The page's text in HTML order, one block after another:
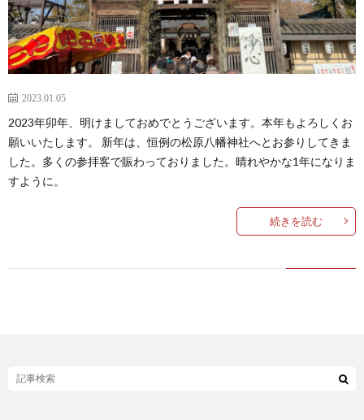
2023.01.05
2023年卯年、明けましておめでとうございます。本年もよろしくお
願いいたします。 新年は、恒例の松原八幡神社へとお参りしてきま
した。多くの参拝客で賑わっておりました。晴れやかな1年になりま
すように。
続きを読む